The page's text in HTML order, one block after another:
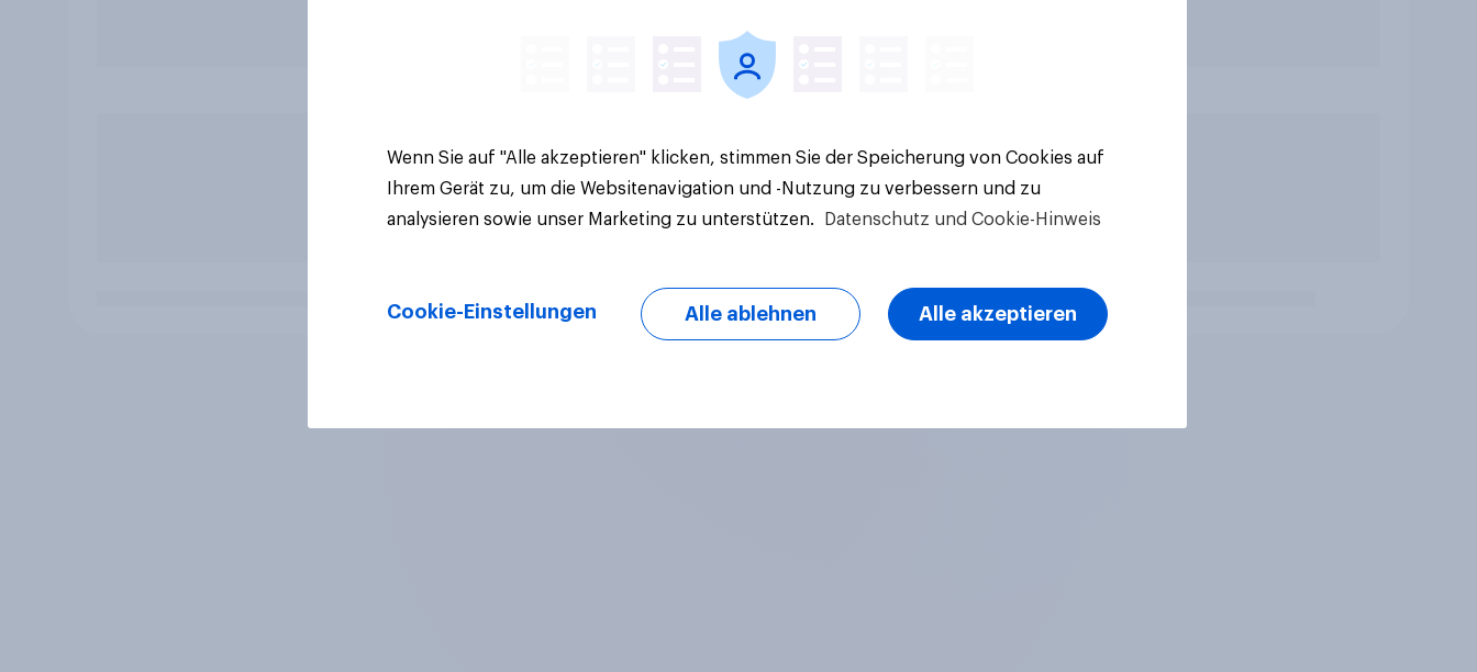
Wenn Sie auf "Alle akzeptieren" klicken, stimmen Sie der Speicherung von Cookies auf
Ihrem Gerät zu, um die Websitenavigation und -Nutzung zu verbessern und zu
analysieren sowie unser Marketing zu unterstützen.
Datenschutz und Cookie-Hinweis
Cookie-Einstellungen Alle ablehnen Alle akzeptieren